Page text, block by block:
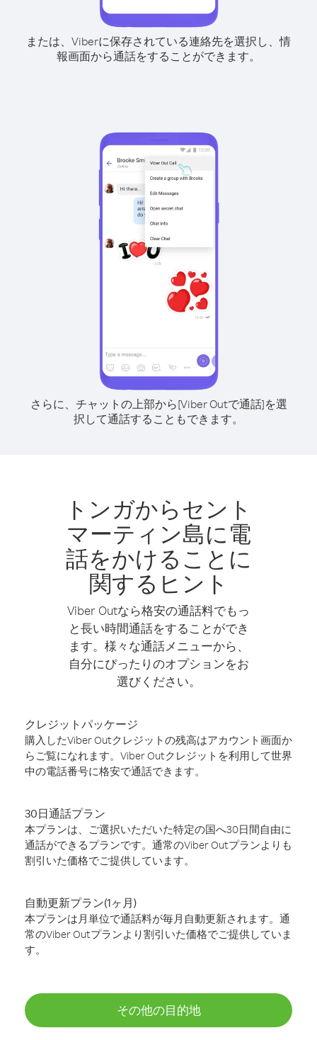
または、Viberに保存されている連絡先を選択し、情
報画面から通話をすることができます。
さらに、チャットの上部から[Viber Outで通話]を選
択して通話することもできます。
トンガからセント
マーティン島に電
話をかけることに
関するヒント
Viber Outなら格安の通話料でもっ
と長い時間通話をすることができ
ます。様々な通話メニューから、
自分にぴったりのオプションをお
選びください。
クレジットパッケージ
購入したViber Outクレジットの残高はアカウント画面か
らご覧になれます。Viber Outクレジットを利用して世界
中の電話番号に格安で通話できます。
30日通話プラン
本プランは、ご選択いただいた特定の国へ30日間自由に
通話ができるプランです。通常のViber Outプランよりも
割引いた価格でご提供しています。
自動更新プラン(1ヶ月)
本プランは月単位で通話料が毎月自動更新されます。通
常のViber Outプランより割引いた価格でご提供していま
す。
その他の目的地